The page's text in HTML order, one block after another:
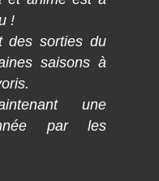
!
des sorties du
saisons à
une
par les